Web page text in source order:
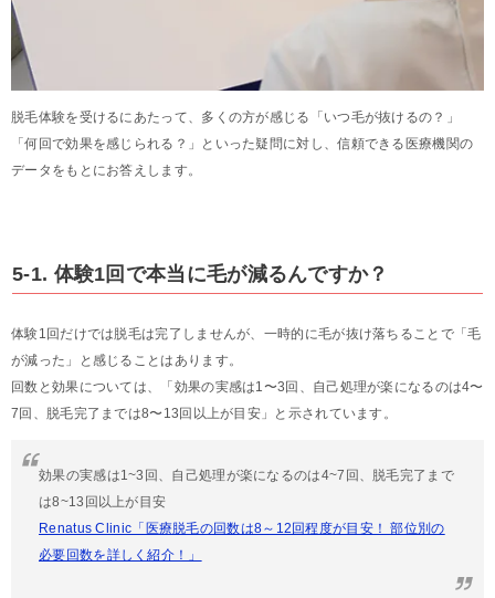
脱毛体験を受けるにあたって、多くの方が感じる「いつ毛が抜けるの？」
「何回で効果を感じられる？」といった疑問に対し、信頼できる医療機関の
データをもとにお答えします。
5-1. 体験1回で本当に毛が減るんですか？
体験1回だけでは脱毛は完了しませんが、一時的に毛が抜け落ちることで「毛
が減った」と感じることはあります。
回数と効果については、「効果の実感は1〜3回、自己処理が楽になるのは4〜
7回、脱毛完了までは8〜13回以上が目安」と示されています。
効果の実感は1~3回、自己処理が楽になるのは4~7回、脱毛完了まで
は8~13回以上が目安
Renatus Clinic「医療脱毛の回数は8～12回程度が目安！ 部位別の
必要回数を詳しく紹介！」